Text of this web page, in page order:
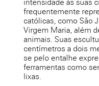
intensidade às suas
frequentemente
católicas, como São
Virgem Maria, além
animais. Suas
centímetros a dois
se pelo entalhe
ferramentas como
lixas.